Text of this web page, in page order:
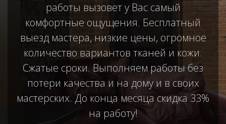
работы вызовет у Вас самый
комфортные ощущения. Бесплатный
выезд мастера, низкие цены, огромное
количество вариантов тканей и кожи.
Сжатые сроки. Выполняем работы без
потери качества и на дому и в своих
мастерских. До конца месяца скидка 33%
на работу!